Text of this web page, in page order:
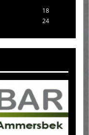
18
24